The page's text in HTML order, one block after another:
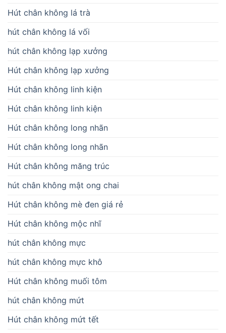
Hút chân không lá trà
hút chân không lá vối
hút chân không lạp xưởng
Hút chân không lạp xưởng
Hút chân không linh kiện
Hút chân không linh kiện
Hút chân không long nhãn
Hút chân không long nhãn
Hút chân không măng trúc
hút chân không mật ong chai
Hút chân không mè đen giá rẻ
Hút chân không mộc nhĩ
hút chân không mực
hút chân không mực khô
Hút chân không muối tôm
hút chân không mứt
Hút chân không mứt tết